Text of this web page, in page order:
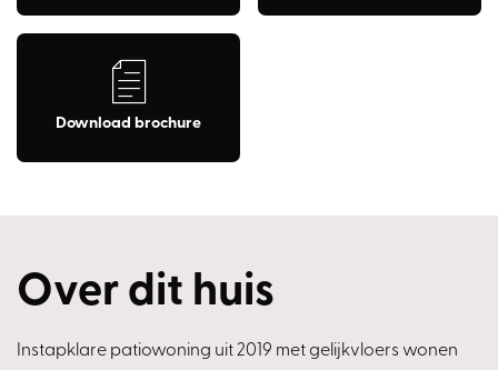
Download brochure
Over dit huis
Instapklare patiowoning uit 2019 met gelijkvloers wonen